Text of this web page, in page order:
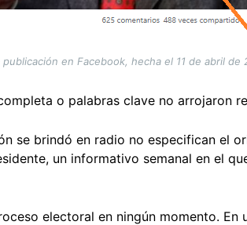
en Facebook, hecha el 11 de abril de
o palabras clave no arrojaron
se brindó en radio no especifican el
un informativo semanal en el
electoral en ningún momento. En